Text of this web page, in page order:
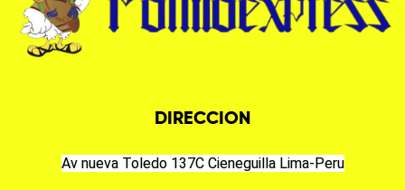
DIRECCION
Av nueva Toledo 137C Cieneguilla Lima-Peru